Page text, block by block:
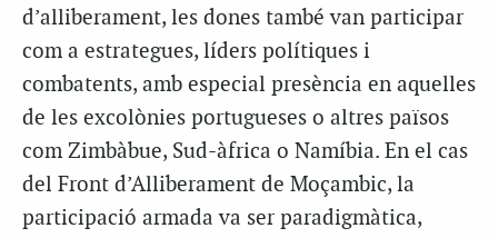
d’alliberament, les dones també van participar
com a estrategues, líders polítiques i
combatents, amb especial presència en aquelles
de les excolònies portugueses o altres països
com Zimbàbue, Sud-àfrica o Namíbia. En el cas
del Front d’Alliberament de Moçambic, la
participació armada va ser paradigmàtica,